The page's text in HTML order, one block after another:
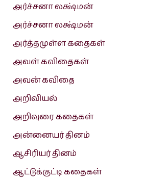
அர்ச்சனா லக்ஷ்மன்
அர்ச்சனா லக்ஷ்மன்
அர்த்தமுள்ள கதைகள்
அவள் கவிதைகள்
அவன் கவிதை
அறிவியல்
அறிவுரை கதைகள்
அன்னையர் தினம்
ஆசிரியர் தினம்
ஆட்டுக்குட்டி கதைகள்